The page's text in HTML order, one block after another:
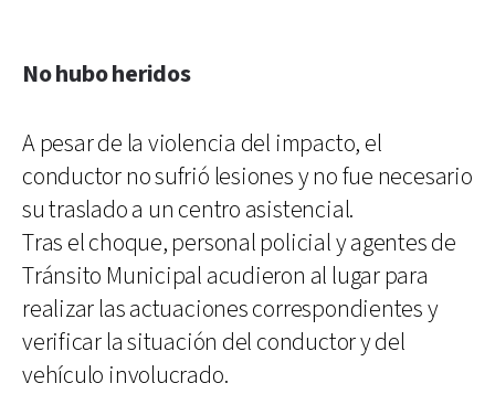
No hubo heridos
A pesar de la violencia del impacto, el
conductor no sufrió lesiones y no fue necesario
su traslado a un centro asistencial.
Tras el choque, personal policial y agentes de
Tránsito Municipal acudieron al lugar para
realizar las actuaciones correspondientes y
verificar la situación del conductor y del
vehículo involucrado.